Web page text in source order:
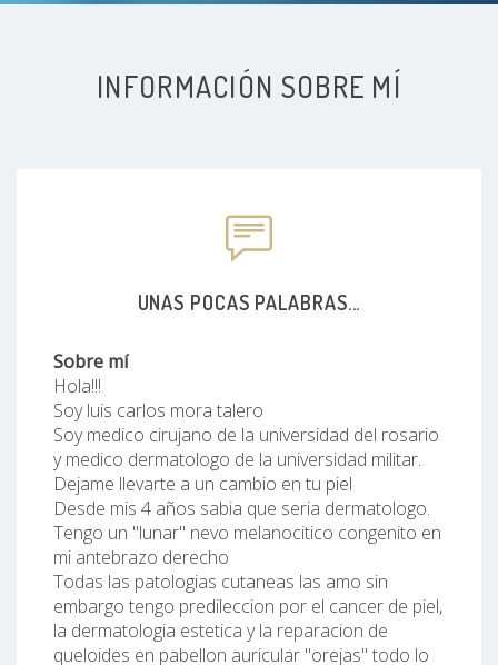
INFORMACIÓN SOBRE MÍ
UNAS POCAS PALABRAS...
Sobre mí
Hola!!!
Soy luis carlos mora talero
Soy medico cirujano de la universidad del rosario
y medico dermatologo de la universidad militar.
Dejame llevarte a un cambio en tu piel
Desde mis 4 años sabia que seria dermatologo.
Tengo un "lunar" nevo melanocitico congenito en
mi antebrazo derecho
Todas las patologias cutaneas las amo sin
embargo tengo predileccion por el cancer de piel,
la dermatologia estetica y la reparacion de
queloides en pabellon auricular "orejas" todo lo